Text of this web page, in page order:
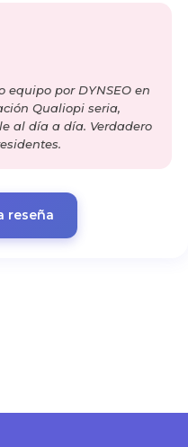
por DYNSEO en
Qualiopi seria,
al día a día. Verdadero
reseña